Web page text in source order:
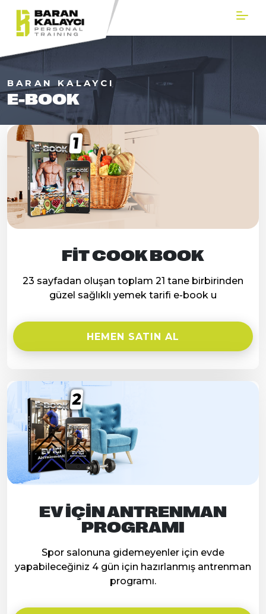
BARAN KALAYCI
E-BOOK
FIT COOK BOOK
23 sayfadan oluşan toplam 21 tane birbirinden
güzel sağlıklı yemek tarifi e-book u
HEMEN SATIN AL
EV İÇIN ANTRENMAN
PROGRAMI
Spor salonuna gidemeyenler için evde
yapabileceğiniz 4 gün için hazırlanmış antrenman
programı.